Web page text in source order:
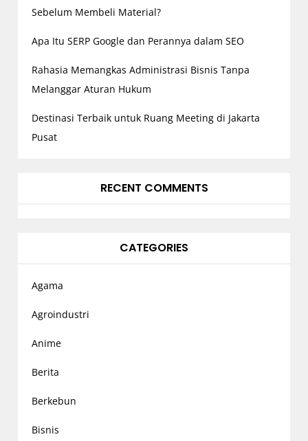
Sebelum Membeli Material?
Apa Itu SERP Google dan Perannya dalam SEO
Rahasia Memangkas Administrasi Bisnis Tanpa
Melanggar Aturan Hukum
Destinasi Terbaik untuk Ruang Meeting di Jakarta
Pusat
RECENT COMMENTS
CATEGORIES
Agama
Agroindustri
Anime
Berita
Berkebun
Bisnis